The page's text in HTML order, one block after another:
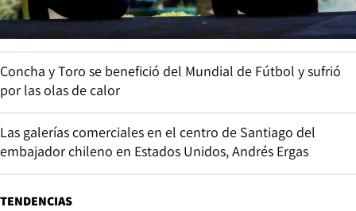
Concha y Toro se benefició del Mundial de Fútbol y sufrió
por las olas de calor
Las galerías comerciales en el centro de Santiago del
embajador chileno en Estados Unidos, Andrés Ergas
TENDENCIAS